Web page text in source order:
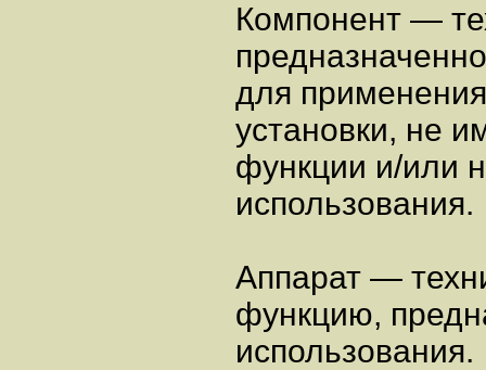
Компонент —
для
установки, не
функции и/или
использования.
Аппарат —
функцию,
использования.